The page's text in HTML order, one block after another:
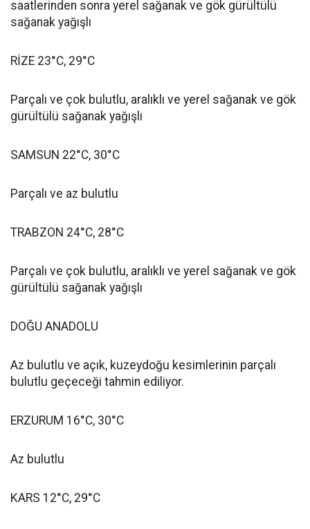
saatlerinden sonra yerel sağanak ve gök gürültülü
sağanak yağışlı
RİZE 23°C, 29°C
Parçalı ve çok bulutlu, aralıklı ve yerel sağanak ve gök
gürültülü sağanak yağışlı
SAMSUN 22°C, 30°C
Parçalı ve az bulutlu
TRABZON 24°C, 28°C
Parçalı ve çok bulutlu, aralıklı ve yerel sağanak ve gök
gürültülü sağanak yağışlı
DOĞU ANADOLU
Az bulutlu ve açık, kuzeydoğu kesimlerinin parçalı
bulutlu geçeceği tahmin ediliyor.
ERZURUM 16°C, 30°C
Az bulutlu
KARS 12°C, 29°C